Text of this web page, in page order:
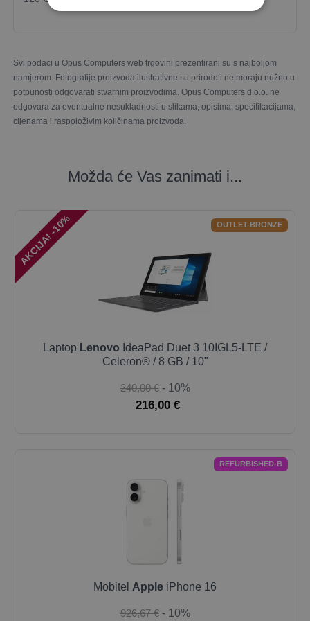
Svi podaci u Opus Computers web trgovini prezentirani su s najboljom
namjerom. Fotografije proizvoda ilustrativne su prirode i ne moraju nužno u
potpunosti odgovarati stvarnim proizvodima. Opus Computers d.o.o. ne
odgovara za eventualne nesukladnosti u slikama, opisima, specifikacijama,
cijenama i raspoloživim količinama proizvoda.
Možda će Vas zanimati i...
AKCIJA! -10% OUTLET-BRONZE
Laptop Lenovo IdeaPad Duet 3 10IGL5-LTE /
Celeron® / 8 GB / 10"
240,00 € - 10%
216,00 €
REFURBISHED-B
Mobitel Apple iPhone 16
926,67 € - 10%